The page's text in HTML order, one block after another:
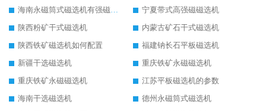
海南永磁筒式磁选机有强磁的吗
宁夏带式高强磁磁选机
陕西粉矿干式磁选机
内蒙古矿石干式磁选机
陕西铁矿磁选机如何配置
福建钠长石平板磁选机
新疆干选磁选机
重庆铁矿永磁磁选机
重庆铁矿永磁磁选机
江苏平板磁选机的参数
海南干选磁选机
德州永磁筒式磁选机